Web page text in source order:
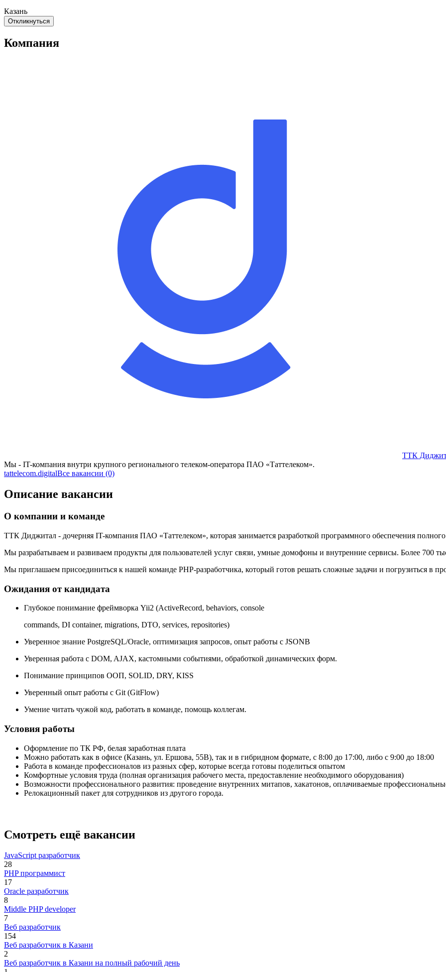
Казань
Откликнуться
Компания
ТТК
Мы - IT-компания внутри крупного регионального телеком-оператора ПАО «Таттелеком».
tattelecom.digitalВсе вакансии (0)
Описание вакансии
О компании и команде
ТТК Диджитал - дочерняя IT-компания ПАО «Таттелеком», которая занимается разработкой программного обеспечения
Мы разрабатываем и развиваем продукты для пользователей услуг связи, умные домофоны и внутренние сервисы. Более 700
Мы приглашаем присоединиться к нашей команде PHP-разработчика, который готов решать сложные задачи и погрузиться в
Ожидания от кандидата
Глубокое понимание фреймворка Yii2 (ActiveRecord, behaviors, console
commands, DI container, migrations, DTO, services, repositories)
Уверенное знание PostgreSQL/Oracle, оптимизация запросов, опыт работы с JSONB
Уверенная работа с DOM, AJAX, кастомными событиями, обработкой динамических форм.
Понимание принципов ООП, SOLID, DRY, KISS
Уверенный опыт работы с Git (GitFlow)
Умение читать чужой код, работать в команде, помощь коллегам.
Условия работы
Оформление по ТК РФ, белая заработная плата
Можно работать как в офисе (Казань, ул. Ершова, 55В), так и в гибридном формате, с 8:00 до 17:00, либо с 9:00 до 18:00
Работа в команде профессионалов из разных сфер, которые всегда готовы поделиться опытом
Комфортные условия труда (полная организация рабочего места, предоставление необходимого оборудования)
Возможности профессионального развития: проведение внутренних митапов, хакатонов, оплачиваемые
Релокационный пакет для сотрудников из другого города.
Смотреть ещё вакансии
JavaScript разработчик
28
PHP программист
17
Oracle разработчик
8
Middle PHP developer
7
Веб разработчик
154
Веб разработчик в Казани
2
Веб разработчик в Казани на полный рабочий день